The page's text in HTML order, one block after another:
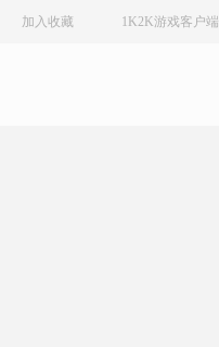
加入收藏 1K2K游戏客户端